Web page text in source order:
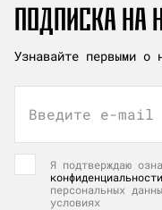
ПОДПИСКА НА
Узнавайте первыми о
Введите e-mail
Я подтверждаю
конфиденциальности
персональных
условиях